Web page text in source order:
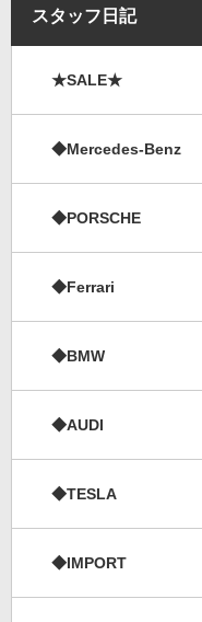
スタッフ日記
★SALE★
◆Mercedes-Benz
◆PORSCHE
◆Ferrari
◆BMW
◆AUDI
◆TESLA
◆IMPORT